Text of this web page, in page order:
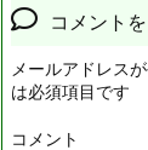
コメント
メールアドレス
は必須項目です
コメント